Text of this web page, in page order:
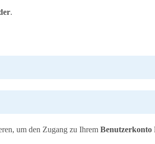
.
um den Zugang zu Ihrem Benutzerkonto